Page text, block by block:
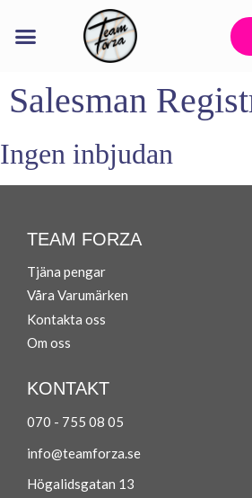
Salesman
Ingen inbjudan
TEAM FORZA
Tjäna pengar
Våra Varumärken
Kontakta oss
Om oss
KONTAKT
070 - 755 08 05
info@teamforza.se
Högalidsgatan 13